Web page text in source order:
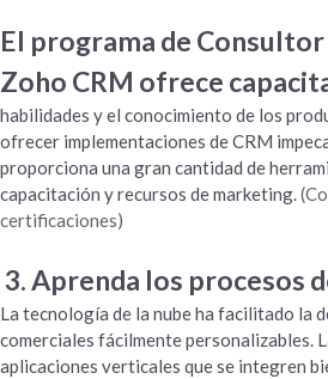
El programa de
Zoho CRM ofrece
habilidades y el conocimiento de los
ofrecer implementaciones de CRM
proporciona una gran cantidad de
capacitación y recursos de marketing.
certificaciones)
3. Aprenda los procesos
La tecnología de la nube ha facilitado la
comerciales fácilmente personalizables.
aplicaciones verticales que se integren